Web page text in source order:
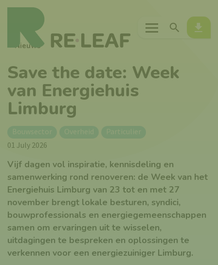
MenuZoeken
Nieuws
Save the date: Week
van Energiehuis
Limburg
Bouwsector Overheid
Particulier
01 July 2026
Vijf dagen vol inspiratie, kennisdeling en
samenwerking rond renoveren: de Week van het
Energiehuis Limburg van 23 tot en met 27
november brengt lokale besturen, syndici,
bouwprofessionals en energiegemeenschappen
samen om ervaringen uit te wisselen,
uitdagingen te bespreken en oplossingen te
verkennen voor een energiezuiniger Limburg.